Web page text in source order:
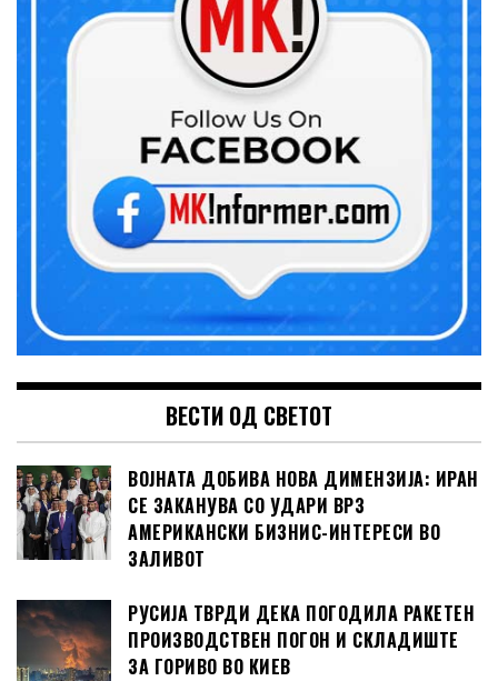
ВЕСТИ ОД СВЕТОТ
ВОЈНАТА ДОБИВА НОВА ДИМЕНЗИЈА: ИРАН
СЕ ЗАКАНУВА СО УДАРИ ВРЗ
АМЕРИКАНСКИ БИЗНИС-ИНТЕРЕСИ ВО
ЗАЛИВОТ
РУСИЈА ТВРДИ ДЕКА ПОГОДИЛА РАКЕТЕН
ПРОИЗВОДСТВЕН ПОГОН И СКЛАДИШТЕ
ЗА ГОРИВО ВО КИЕВ